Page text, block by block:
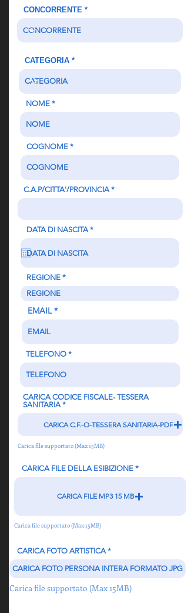
CONCORRENTE
CATEGORIA
NOME
COGNOME
C.A.P/CITTA'/PROVINCIA
DATA DI NASCITA *r
e
r
REGIONE
EMAIL
TELEFONO
CARICA CODICE FISCALE- TESSERA
SANITARIA
CARICA C.F.-O-TESSERA SANITARIA-PDF
Carica file supportato (Max 15MB)
CARICA FILE DELLA ESIBIZIONE
CARICA FILE MP3 15 MB
Carica file supportato (Max 15MB)
CARICA FOTO ARTISTICA
CARICA FOTO PERSONA INTERA FORMATO JPG
Carica file supportato (Max 15MB)